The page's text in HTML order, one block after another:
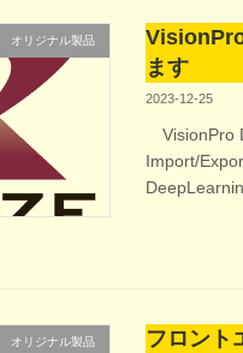
オリジナル製品
ます
2023-12-25
VisionPro
Import/
オリジナル製品 フロント